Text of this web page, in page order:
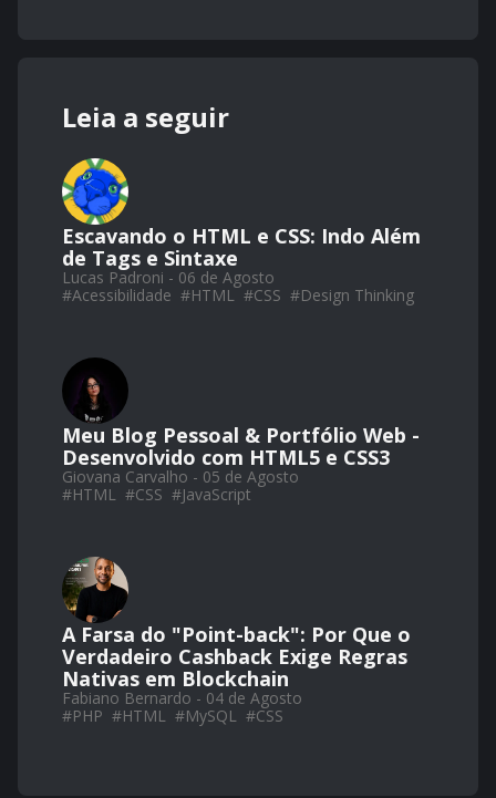
Leia a seguir
Escavando o HTML e CSS: Indo Além
de Tags e Sintaxe
Lucas Padroni - 06 de Agosto
#Acessibilidade #HTML #CSS #Design Thinking
Meu Blog Pessoal & Portfólio Web -
Desenvolvido com HTML5 e CSS3
Giovana Carvalho - 05 de Agosto
#HTML #CSS #JavaScript
A Farsa do "Point-back": Por Que o
Verdadeiro Cashback Exige Regras
Nativas em Blockchain
Fabiano Bernardo - 04 de Agosto
#PHP #HTML #MySQL #CSS